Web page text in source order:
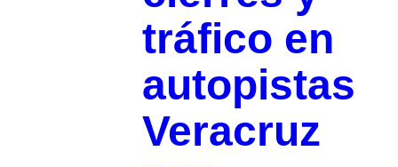
tráfico en
autopistas
Veracruz